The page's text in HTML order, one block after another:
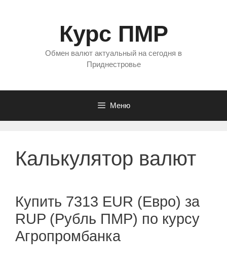
Курс ПМР
Обмен валют актуальный на сегодня в
Приднестровье
Меню
Калькулятор валют
Купить 7313 EUR (Евро) за
RUP (Рубль ПМР) по курсу
Агропромбанка